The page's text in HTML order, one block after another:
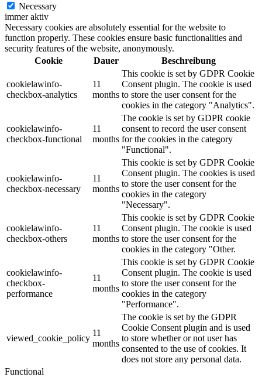
Necessary
immer aktiv
Necessary cookies are absolutely essential for the website to
function properly. These cookies ensure basic functionalities and
security features of the website, anonymously.
Cookie
Dauer Beschreibung
cookielawinfo-
checkbox-analytics
11
months
This cookie is set by GDPR Cookie
Consent plugin. The cookie is used
to store the user consent for the
cookies in the category "Analytics".
cookielawinfo-
checkbox-functional
11
months
The cookie is set by GDPR cookie
consent to record the user consent
for the cookies in the category
"Functional".
cookielawinfo-
checkbox-necessary
11
months
This cookie is set by GDPR Cookie
Consent plugin. The cookies is used
to store the user consent for the
cookies in the category
"Necessary".
cookielawinfo-
checkbox-others
11
months
This cookie is set by GDPR Cookie
Consent plugin. The cookie is used
to store the user consent for the
cookies in the category "Other.
cookielawinfo-
checkbox-
performance
11
months
This cookie is set by GDPR Cookie
Consent plugin. The cookie is used
to store the user consent for the
cookies in the category
"Performance".
viewed_cookie_policy
11
months
The cookie is set by the GDPR
Cookie Consent plugin and is used
to store whether or not user has
consented to the use of cookies. It
does not store any personal data.
Functional